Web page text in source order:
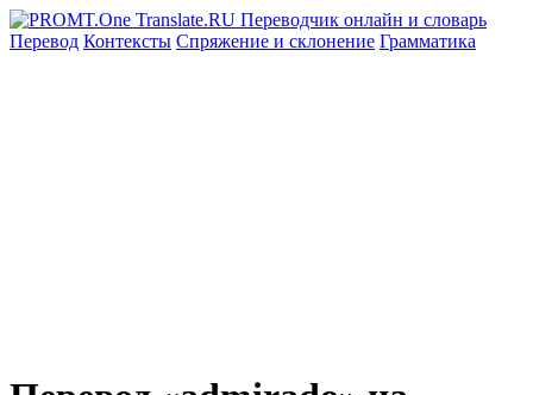
Перевод Контексты Спряжение и склонение Грамматика